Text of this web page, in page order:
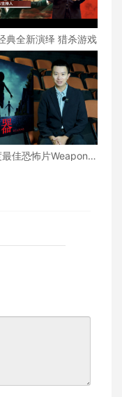
典全新演绎 猎杀游戏
佳恐怖片Weapons